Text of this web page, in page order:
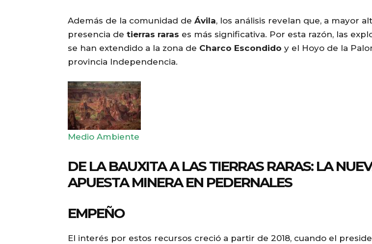
Además de la comunidad de Ávila, los análisis revelan que, a mayor
presencia de tierras raras es más significativa. Por esta razón, las
se han extendido a la zona de Charco Escondido y el Hoyo de la
provincia Independencia.
Medio Ambiente
DE LA BAUXITA A LAS TIERRAS RARAS: LA
APUESTA MINERA EN PEDERNALES
EMPEÑO
El interés por estos recursos creció a partir de 2018, cuando el